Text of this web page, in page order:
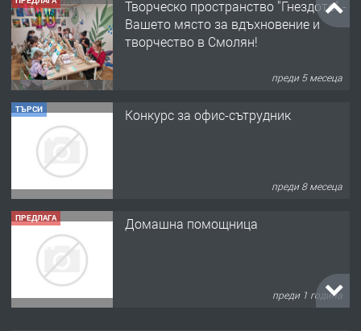
Творческо пространство "Гнездото" -
Вашето място за вдъхновение и
творчество в Смолян!
преди 5 месеца
ТЪРСИ Конкурс за офис-сътрудник
преди 8 месеца
ПРЕДЛАГА Домашна помощница
преди 1 година